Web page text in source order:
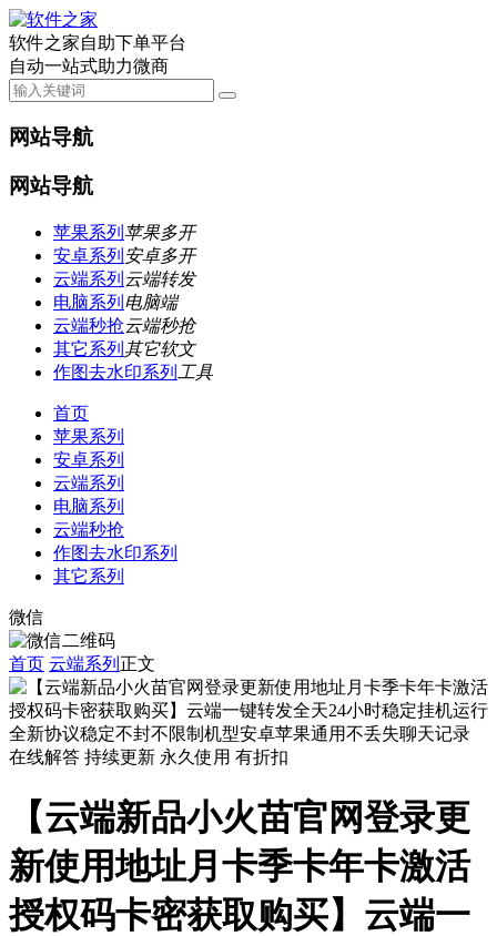
软件之家自助下单平台
自动一站式助力微商
网站导航
网站导航
苹果系列 苹果多开
安卓系列 安卓多开
云端系列 云端转发
电脑系列 电脑端
云端秒抢云端秒抢
其它系列 其它软文
作图去水印系列 工具
首页
苹果系列
安卓系列
云端系列
电脑系列
云端秒抢
作图去水印系列
其它系列
微信
首页 云端系列 正文
在线解答 持续更新 永久使用 有折扣
【云端新品小火苗官网登录更
新使用地址月卡季卡年卡激活
授权码卡密获取购买】云端一